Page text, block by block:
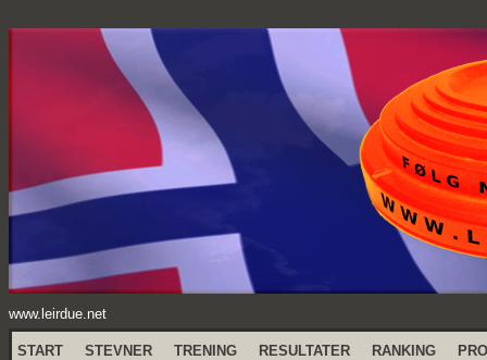
www.leirdue.net
START STEVNER TRENING RESULTATER RANKING